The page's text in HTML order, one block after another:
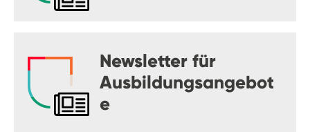
Newsletter für
Ausbildungsangebot
e